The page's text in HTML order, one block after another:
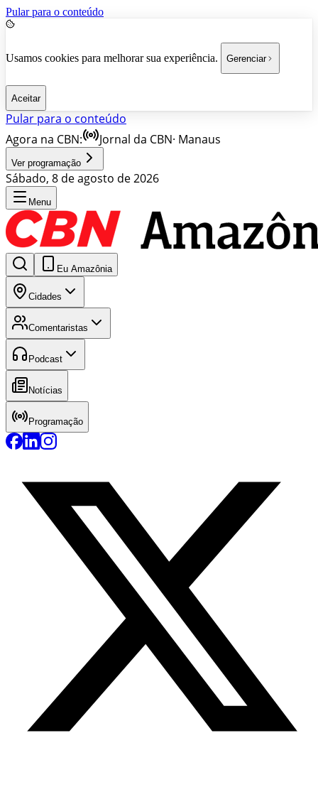
Pular para o conteúdo
Usamos cookies para melhorar sua experiência. Gerenciar
Aceitar
Pular para o conteúdo
Agora na CBN:
Jornal da CBN· Manaus
Ver programação
Sábado, 8 de agosto de 2026
Menu
Eu Amazônia
Cidades
Comentaristas
Podcast
Notícias
Programação